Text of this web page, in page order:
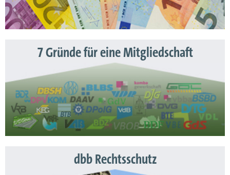
7 Gründe für eine Mitgliedschaft
dbb Rechtsschutz